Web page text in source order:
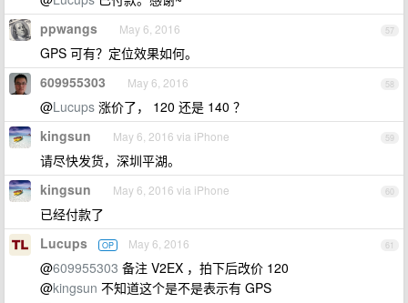
57
ppwangs May 6, 2016
GPS 可有？定位效果如何。
58
609955303 May 6, 2016
@Lucups 涨价了， 120 还是 140 ？
59
kingsun May 6, 2016 via iPhone
请尽快发货，深圳平湖。
60
kingsun May 6, 2016 via iPhone
已经付款了
61
Lucups OP May 6, 2016
@609955303 备注 V2EX ，拍下后改价 120
@kingsun 不知道这个是不是表示有 GPS